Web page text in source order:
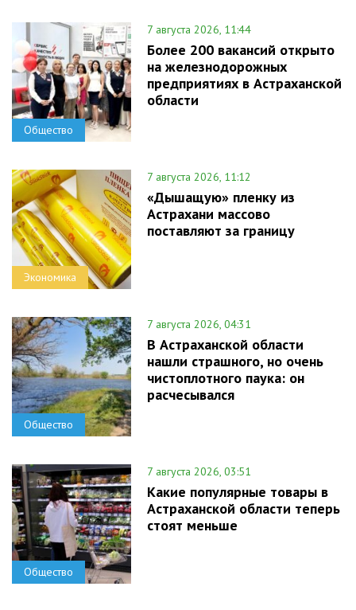
Общество
7 августа 2026, 11:44
Более 200 вакансий открыто
на железнодорожных
предприятиях в Астраханской
области
Экономика
7 августа 2026, 11:12
«Дышащую» пленку из
Астрахани массово
поставляют за границу
Общество
7 августа 2026, 04:31
В Астраханской области
нашли страшного, но очень
чистоплотного паука: он
расчесывался
Общество
7 августа 2026, 03:51
Какие популярные товары в
Астраханской области теперь
стоят меньше